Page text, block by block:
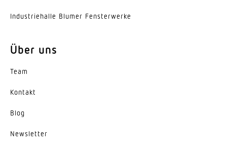
Sockel
LED Kühlsystem
Ja
ggf. durch Glas, Holz und Leichtbauwände
Indus­trie­halle Blumer Fensterwerke
Über uns
Team
Kontakt
Blog
News­letter